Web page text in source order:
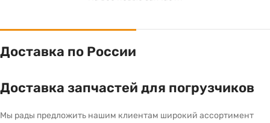
Доставка по России
Доставка запчастей для погрузчиков
Мы рады предложить нашим клиентам широкий ассортимент